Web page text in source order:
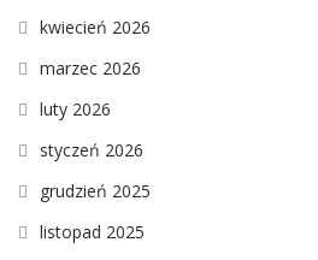
kwiecień 2026
marzec 2026
luty 2026
styczeń 2026
grudzień 2025
listopad 2025